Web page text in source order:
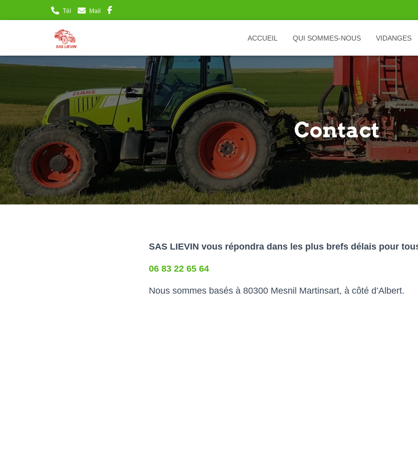
Tél Mail
ACCUEIL QUI SOMMES-NOUS VIDANGES
Contact
SAS LIEVIN vous répondra dans les plus brefs délais pour
06 83 22 65 64
Nous sommes basés à 80300 Mesnil Martinsart, à côté d’Albert.